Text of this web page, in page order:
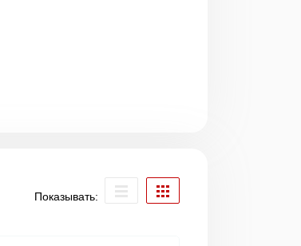
Показывать: